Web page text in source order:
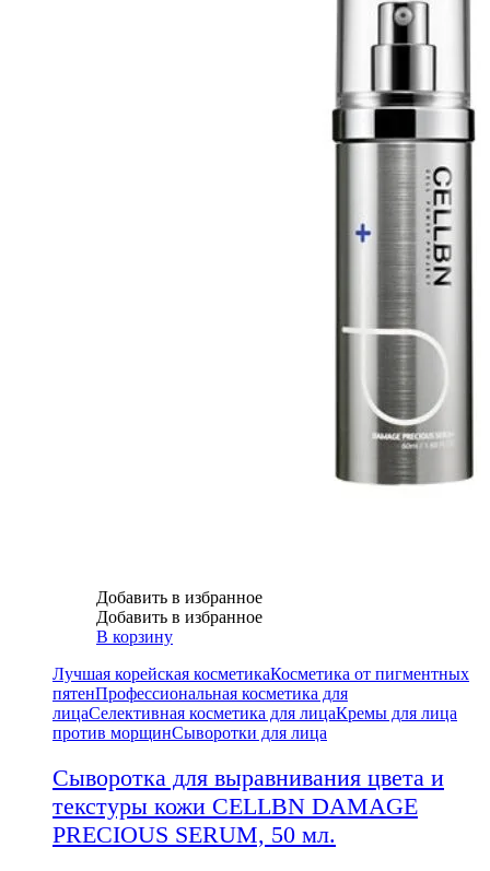
Добавить в избранное
Добавить в избранное
В корзину
Лучшая корейская косметикаКосметика от пигментных
пятенПрофессиональная косметика для
лицаСелективная косметика для лицаКремы для лица
против морщинСыворотки для лица
Сыворотка для выравнивания цвета и
текстуры кожи CELLBN DAMAGE
PRECIOUS SERUM, 50 мл.